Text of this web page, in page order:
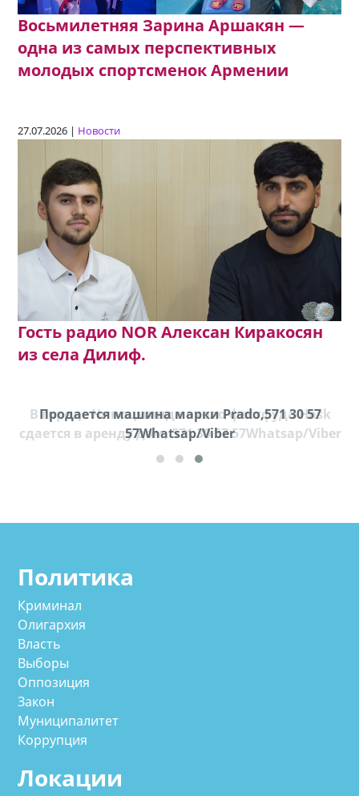
Восьмилетняя Зарина Аршакян —
одна из самых перспективных
молодых спортсменок Армении
27.07.2026 | Новости
Гость радио NOR Алексан Киракосян
из села Дилиф.
В городе Ниноцминда около фастфуда Hask
cдается в аренду дом, 571 30 57 57Whatsap/Viber
Продается машина марки Prado,571 30 57
57Whatsap/Viber
Политика
Криминал
Олигархия
Власть
Выборы
Оппозиция
Закон
Муниципалитет
Коррупция
Локации